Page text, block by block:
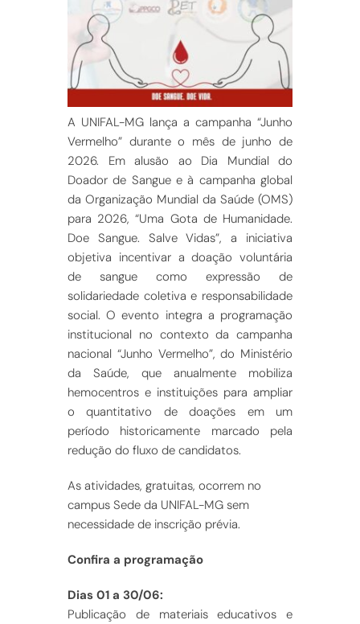
A UNIFAL-MG lança a campanha “Junho
Vermelho” durante o mês de junho de
2026. Em alusão ao Dia Mundial do
Doador de Sangue e à campanha global
da Organização Mundial da Saúde (OMS)
para 2026, “Uma Gota de Humanidade.
Doe Sangue. Salve Vidas”, a iniciativa
objetiva incentivar a doação voluntária
de sangue como expressão de
solidariedade coletiva e responsabilidade
social. O evento integra a programação
institucional no contexto da campanha
nacional “Junho Vermelho”, do Ministério
da Saúde, que anualmente mobiliza
hemocentros e instituições para ampliar
o quantitativo de doações em um
período historicamente marcado pela
redução do fluxo de candidatos.
As atividades, gratuitas, ocorrem no
campus Sede da UNIFAL-MG sem
necessidade de inscrição prévia.
Confira a programação
Dias 01 a 30/06:
Publicação de materiais educativos e